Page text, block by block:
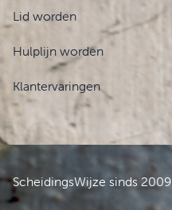
Lid worden
Hulplijn worden
Klantervaringen
ScheidingsWijze sinds 2009